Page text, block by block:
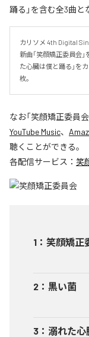
踊る」を含む全3曲と
カリソメ 4th Digital
新曲「笑顔矯正委員会
た心臓は僕と踊る」を
枚。
なお「笑顔矯正委員会
YouTube Music、
聴くことができる。
各配信サービス： 笑
1 ： 笑顔矯正
2 ： 黒い菌
3 ： 溺れた心